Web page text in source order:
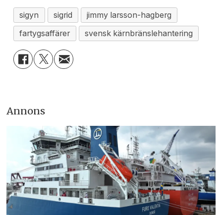
sigyn sigrid
jimmy larsson-hagberg
fartygsaffärer
svensk kärnbränslehantering
Annons